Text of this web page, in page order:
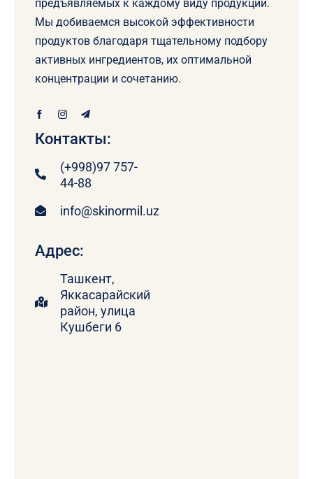
предъявляемых к каждому виду продукции.
Мы добиваемся высокой эффективности
продуктов благодаря тщательному подбору
активных ингредиентов, их оптимальной
концентрации и сочетанию.
Контакты:
(+998)97 757-
44-88
info@skinormil.uz
Адрес:
Ташкент,
Яккасарайский
район, улица
Кушбеги 6